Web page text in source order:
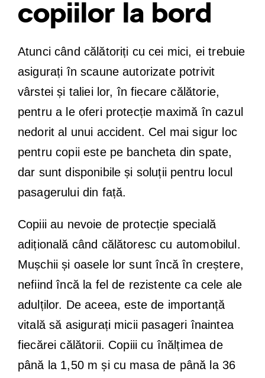
copiilor la bord
Atunci când călătoriți cu cei mici, ei trebuie
asigurați în scaune autorizate potrivit
vârstei și taliei lor, în fiecare călătorie,
pentru a le oferi protecție maximă în cazul
nedorit al unui accident. Cel mai sigur loc
pentru copii este pe bancheta din spate,
dar sunt disponibile și soluții pentru locul
pasagerului din față.
Copiii au nevoie de protecție specială
adițională când călătoresc cu automobilul.
Mușchii și oasele lor sunt încă în creștere,
nefiind încă la fel de rezistente ca cele ale
adulților. De aceea, este de importanță
vitală să asigurați micii pasageri înaintea
fiecărei călătorii. Copiii cu înălțimea de
până la 1,50 m și cu masa de până la 36